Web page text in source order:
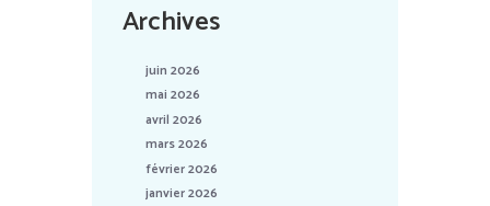
Archives
juin 2026
mai 2026
avril 2026
mars 2026
février 2026
janvier 2026